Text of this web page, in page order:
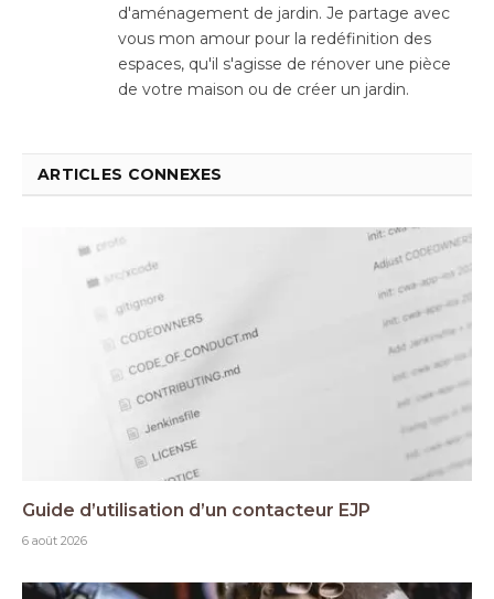
d'aménagement de jardin. Je partage avec
vous mon amour pour la redéfinition des
espaces, qu'il s'agisse de rénover une pièce
de votre maison ou de créer un jardin.
ARTICLES CONNEXES
Guide d’utilisation d’un contacteur EJP
6 août 2026